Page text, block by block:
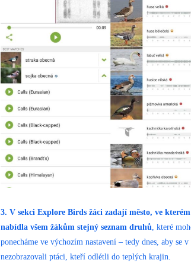
3. V sekci Explore Birds žáci zadají město, ve
nabídla všem žákům stejný seznam druhů, které
ponecháme ve výchozím nastavení – tedy dnes, aby
nezobrazovali ptáci, kteří odlétli do teplých krajin.